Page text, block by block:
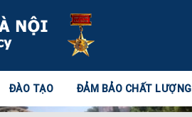
ĐÀO TẠO ĐẢM BẢO CHẤT LƯỢNG